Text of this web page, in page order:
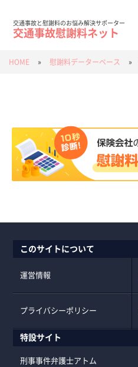
交通事故と慰謝料のお悩み解決サポーター
交通事故慰謝料ネット
HOME » 慰謝料データーベース »
このサイトについて
運営情報
プライバシーポリシー
特設サイト
刑事事件弁護士アトム